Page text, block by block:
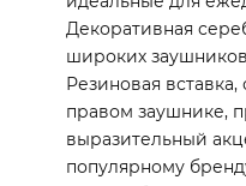
Декоративная
широких
Резиновая вставка,
правом заушнике,
выразительный
популярному